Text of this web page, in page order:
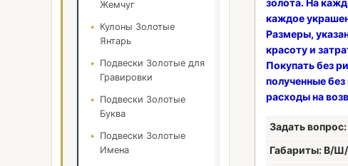
Жемчуг
Кулоны Золотые
Янтарь
Подвески Золотые для
Гравировки
Подвески Золотые
Буква
Подвески Золотые
Имена
золота. На
каждое
Размеры,
красоту и
Покупать без
полученные
расходы на
Задать вопрос:
Габариты: В/